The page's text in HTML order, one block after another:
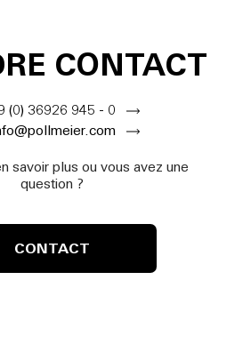
CONTACT
(0) 36926 945 - 0
savoir plus ou vous avez une
question ?
CONTACT